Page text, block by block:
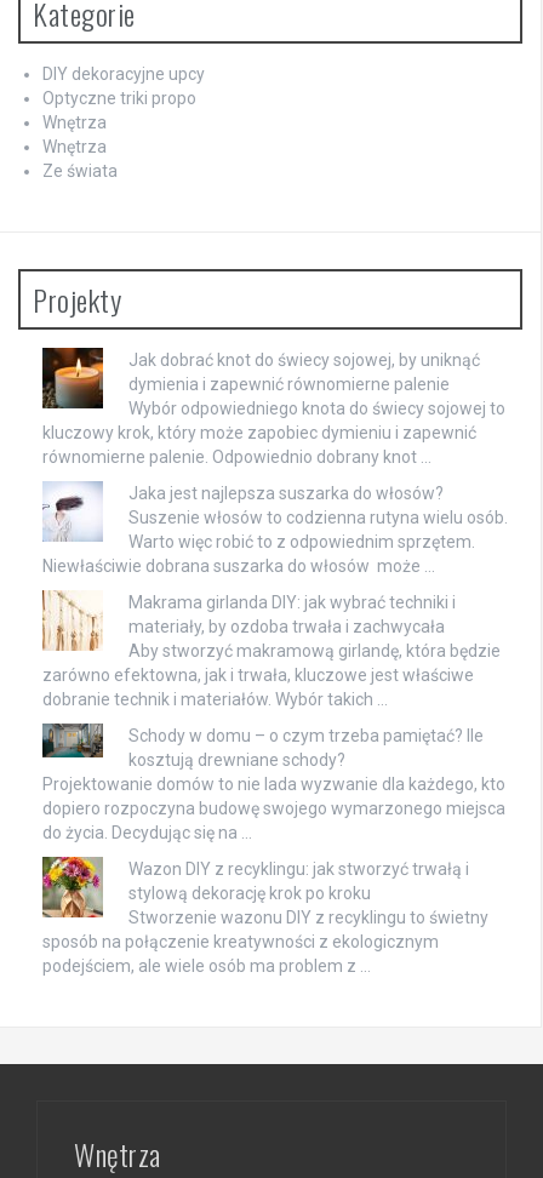
Kategorie
DIY dekoracyjne upcy
Optyczne triki propo
Wnętrza
Wnętrza
Ze świata
Projekty
Jak dobrać knot do świecy sojowej, by uniknąć
dymienia i zapewnić równomierne palenie
Wybór odpowiedniego knota do świecy sojowej to
kluczowy krok, który może zapobiec dymieniu i zapewnić
równomierne palenie. Odpowiednio dobrany knot …
Jaka jest najlepsza suszarka do włosów?
Suszenie włosów to codzienna rutyna wielu osób.
Warto więc robić to z odpowiednim sprzętem.
Niewłaściwie dobrana suszarka do włosów może …
Makrama girlanda DIY: jak wybrać techniki i
materiały, by ozdoba trwała i zachwycała
Aby stworzyć makramową girlandę, która będzie
zarówno efektowna, jak i trwała, kluczowe jest właściwe
dobranie technik i materiałów. Wybór takich …
Schody w domu – o czym trzeba pamiętać? Ile
kosztują drewniane schody?
Projektowanie domów to nie lada wyzwanie dla każdego, kto
dopiero rozpoczyna budowę swojego wymarzonego miejsca
do życia. Decydując się na …
Wazon DIY z recyklingu: jak stworzyć trwałą i
stylową dekorację krok po kroku
Stworzenie wazonu DIY z recyklingu to świetny
sposób na połączenie kreatywności z ekologicznym
podejściem, ale wiele osób ma problem z …
Wnętrza